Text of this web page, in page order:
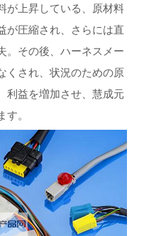
が上昇している、原材料
が圧縮され、さらには直
。その後、ハーネスメー
くされ、状況のための原
利益を増加させ、慧成元
。